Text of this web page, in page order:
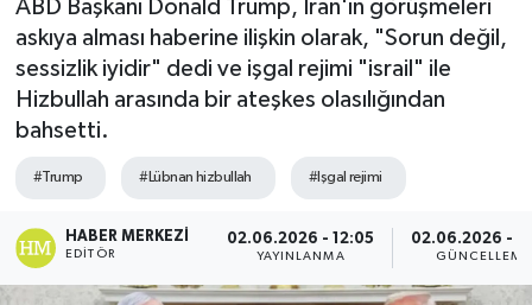
ABD Başkanı Donald Trump, İran'ın görüşmeleri
askıya alması haberine ilişkin olarak, "Sorun değil,
sessizlik iyidir" dedi ve işgal rejimi "israil" ile
Hizbullah arasında bir ateşkes olasılığından
bahsetti.
#Trump #Lübnan hizbullah #Işgal rejimi
HABER MERKEZI
EDITÖR
02.06.2026 - 12:05
YAYINLANMA
02.06.2026 -
GÜNCELLEME
Dünya
Eğitim
Ekonomi
Genel
Güncel
Tüm Manşetler
Son Dakika Haberleri
Haber Arşivi